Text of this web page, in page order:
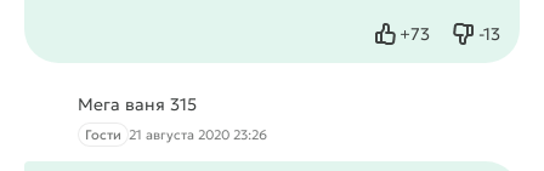
+73
Нравится -13
Не
Мега ваня 315
Гости 21 августа 2020 23:26